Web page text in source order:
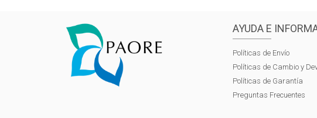
AYUDA E
Políticas de Envío
Políticas de Cambio y
Políticas de Garantía
Preguntas Frecuentes